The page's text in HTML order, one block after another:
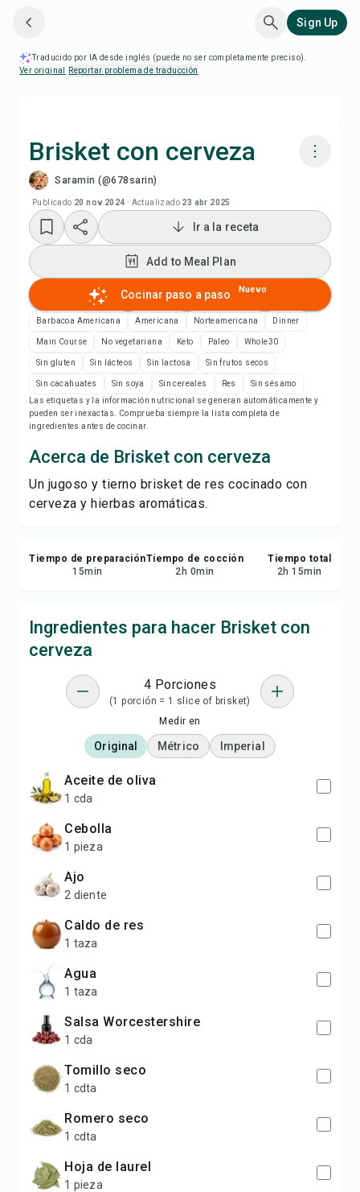
Sign Up
Traducido por IA desde inglés (puede no ser completamente preciso).
Ver original · Reportar problema de traducción
Brisket con cerveza
Saramin (@678sarin)
Publicado 20 nov 2024 · Actualizado 23 abr 2025
Add to Meal Plan
Add to Shopping List
Notas de la receta
Imprimir receta
Guardar
Compartir
Ir a la receta
Add to Meal Plan
Cocinar paso a paso Nuevo
Barbacoa Americana Americana Norteamericana Dinner
Main Course No vegetariana Keto Paleo Whole30
Sin gluten Sin lácteos Sin lactosa Sin frutos secos
Sin cacahuates Sin soya Sin cereales Res
Sin sésamo
Las etiquetas y la información nutricional se generan automáticamente y
pueden ser inexactas. Comprueba siempre la lista completa de
ingredientes antes de cocinar.
Acerca de Brisket con cerveza
Un jugoso y tierno brisket de res cocinado con
cerveza y hierbas aromáticas.
Tiempo de preparación
15min
Tiempo de cocción
2 h 0min
Tiempo total
2h 15min
Ingredientes para hacer Brisket con
cerveza
4 Porciones
(1 porción = 1 slice of brisket)
Medir en
Original Métrico Imperial
aceite de oliva
1 cda
cebolla
1 pieza
ajo
2 diente
caldo de res
1 taza
agua
1 taza
salsa Worcestershire
1 cda
tomillo seco
1 cdta
romero seco
1 cdta
hoja de laurel
1 pieza